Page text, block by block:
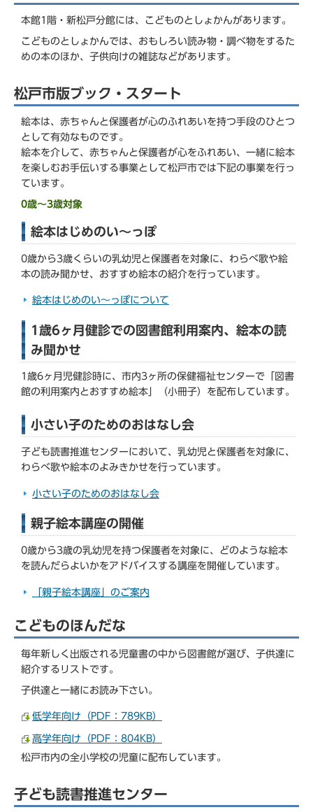
本館1階・新松戸分館には、こどものとしょかんがあります。
こどものとしょかんでは、おもしろい読み物・調べ物をするた
めの本のほか、子供向けの雑誌などがあります。
松戸市版ブック・スタート
絵本は、赤ちゃんと保護者が心のふれあいを持つ手段のひとつ
として有効なものです。
絵本を介して、赤ちゃんと保護者が心をふれあい、一緒に絵本
を楽しむお手伝いする事業として松戸市では下記の事業を行っ
ています。
0歳～3歳対象
絵本はじめのい～っぽ
0歳から3歳くらいの乳幼児と保護者を対象に、わらべ歌や絵
本の読み聞かせ、おすすめ絵本の紹介を行っています。
絵本はじめのい～っぽについて
1歳6ヶ月健診での図書館利用案内、絵本の読
み聞かせ
1歳6ヶ月児健診時に、市内3ヶ所の保健福祉センターで「図書
館の利用案内とおすすめ絵本」（小冊子）を配布しています。
小さい子のためのおはなし会
子ども読書推進センターにおいて、乳幼児と保護者を対象に、
わらべ歌や絵本のよみきかせを行っています。
小さい子のためのおはなし会
親子絵本講座の開催
0歳から3歳の乳幼児を持つ保護者を対象に、どのような絵本
を読んだらよいかをアドバイスする講座を開催しています。
「親子絵本講座」のご案内
こどものほんだな
毎年新しく出版される児童書の中から図書館が選び、子供達に
紹介するリストです。
子供達と一緒にお読み下さい。
低学年向け（PDF：789KB）
高学年向け（PDF：804KB）
松戸市内の全小学校の児童に配布しています。
子ども読書推進センター